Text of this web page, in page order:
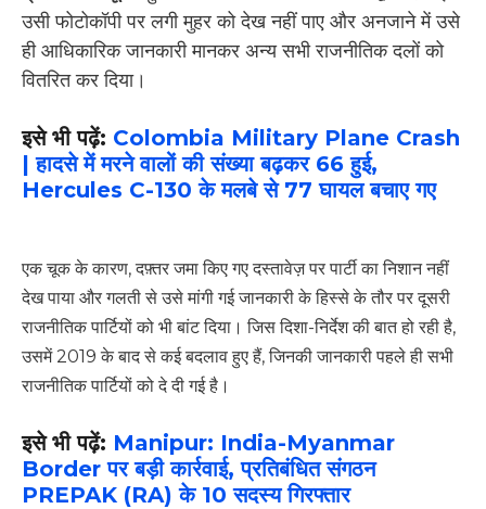
उसी फोटोकॉपी पर लगी मुहर को देख नहीं पाए और अनजाने में उसे
ही आधिकारिक जानकारी मानकर अन्य सभी राजनीतिक दलों को
वितरित कर दिया।
इसे भी पढ़ें: Colombia Military Plane Crash
| हादसे में मरने वालों की संख्या बढ़कर 66 हुई,
Hercules C-130 के मलबे से 77 घायल बचाए गए
एक चूक के कारण, दफ़्तर जमा किए गए दस्तावेज़ पर पार्टी का निशान नहीं
देख पाया और गलती से उसे मांगी गई जानकारी के हिस्से के तौर पर दूसरी
राजनीतिक पार्टियों को भी बांट दिया। जिस दिशा-निर्देश की बात हो रही है,
उसमें 2019 के बाद से कई बदलाव हुए हैं, जिनकी जानकारी पहले ही सभी
राजनीतिक पार्टियों को दे दी गई है।
इसे भी पढ़ें: Manipur: India-Myanmar
Border पर बड़ी कार्रवाई, प्रतिबंधित संगठन
PREPAK (RA) के 10 सदस्य गिरफ्तार